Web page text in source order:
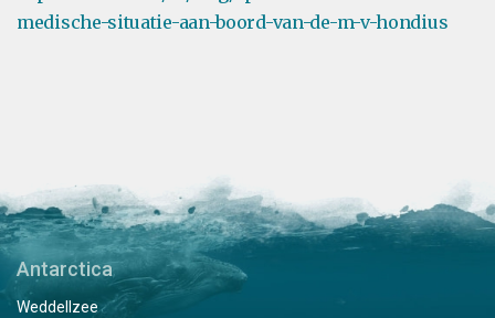
medische-situatie-aan-boord-van-de-m-v-hondius
Antarctica
Weddellzee